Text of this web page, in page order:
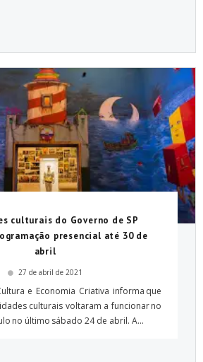
culturais do Governo de SP
presencial até 30 de
abril
27 de abril de 2021
e Economia Criativa informa que
culturais voltaram a funcionar no
no último sábado 24 de abril. A...